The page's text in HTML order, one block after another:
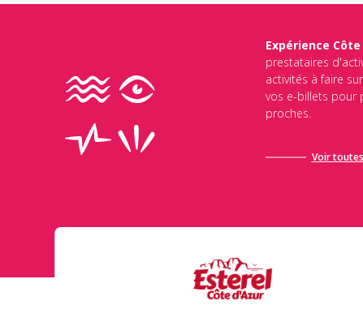
Expérience
prestataires
activités à faire
vos e-billets pour
proches.
Voir